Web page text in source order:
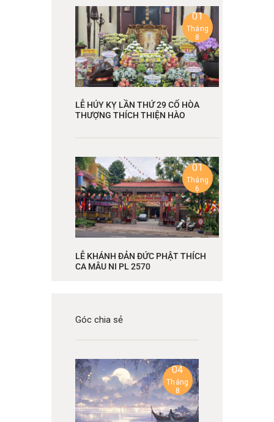
01
Tháng
8
LỄ HÚY KỴ LẦN THỨ 29 CỐ HÒA
THƯỢNG THÍCH THIỆN HÀO
01
Tháng
6
LỄ KHÁNH ĐẢN ĐỨC PHẬT THÍCH
CA MÂU NI PL 2570
Góc chia sẻ
04
Tháng
8